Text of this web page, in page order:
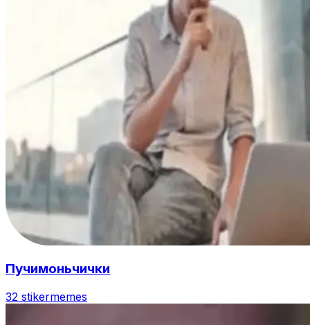
Пучимоньчички
32 stikermemes